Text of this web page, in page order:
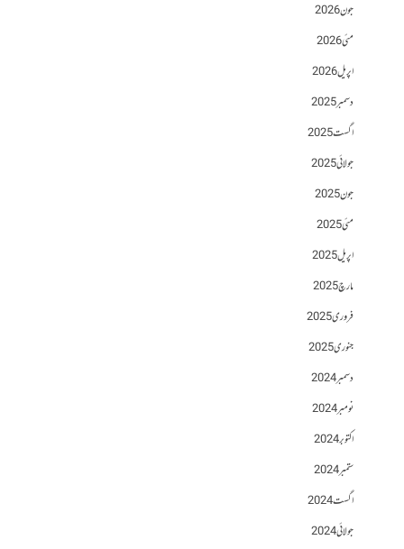
جون 2026
مئی 2026
اپریل 2026
دسمبر 2025
اگست 2025
جولائی 2025
جون 2025
مئی 2025
اپریل 2025
مارچ 2025
فروری 2025
جنوری 2025
دسمبر 2024
نومبر 2024
اکتوبر 2024
ستمبر 2024
اگست 2024
جولائی 2024